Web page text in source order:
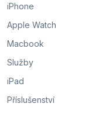
iPhone
Apple Watch
Macbook
Služby
iPad
Příslušenství